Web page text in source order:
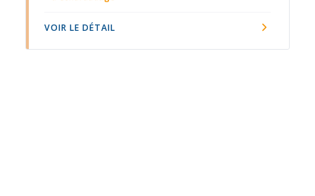
plinthes et accès, balisage et signalisation)
VOIR LE DÉTAIL